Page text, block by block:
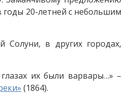
годы 20-летней с небольшим
Солуни, в других городах,
их были варвары…» –
(1864).